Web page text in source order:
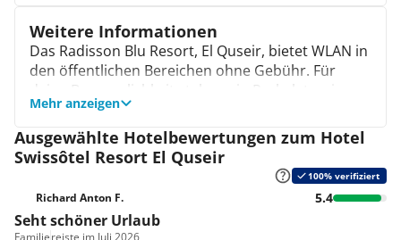
Tauchstation direkt am Hotel
Geräumige Zimmer mit Klimaanlage
Kostenfreies WLAN und Sat-TV
findet auch internationale Klassiker.
Drei Buffetrestaurants servieren morgens,
mittags und abends reichhaltige Mahlzeiten.
Pool-/Snackbar und Strandbar stillen den kleinen
Hunger zwischendurch. Vegetarisches,
zubereitet. An Bar und Lobbybar gibt es Getränke
aller Art. Buchbar sind Halbpension oder All-
Weitere Informationen
Das Radisson Blu Resort, El Quseir, bietet WLAN in
den öffentlichen Bereichen ohne Gebühr. Für
deine Bequemlichkeit stehen ein Parkplatz, eine
Gepäckaufbewahrung und ein Safe zur Verfügung.
Du kannst deine Wäsche im Wäscheservice (gegen
Gebühr) reinigen lassen oder die Münzwäscherei
nutzen. Medizinische Betreuung ist ebenfalls
verfügbar. Das Personal an der Rezeption ist
mehrsprachig und hilft dir gerne beim Ein- und
Auschecken sowie bei der Buchung von Ausflügen.
Mehr anzeigen
Ausgewählte Hotelbewertungen zum Hotel
Swissôtel Resort El Quseir
100% verifiziert
Richard Anton F. 5.4
Seht schöner Urlaub
Familiereiste im Juli 2026